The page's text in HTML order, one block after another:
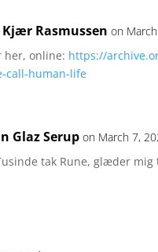
Kjær Rasmussen on
her, online: https://
call-human-life
Glaz Serup on March 7,
tak Rune, glæder